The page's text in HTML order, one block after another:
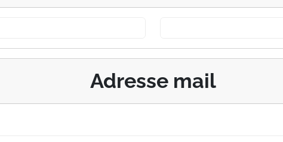
Adresse mail